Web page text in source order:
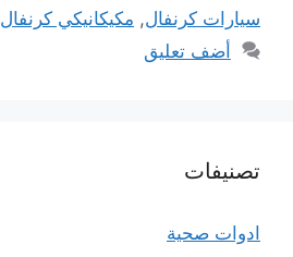
سيارات كرنفال, مكيكانيكي كرنفال
أضف تعليق
تصنيفات
ادوات صحية